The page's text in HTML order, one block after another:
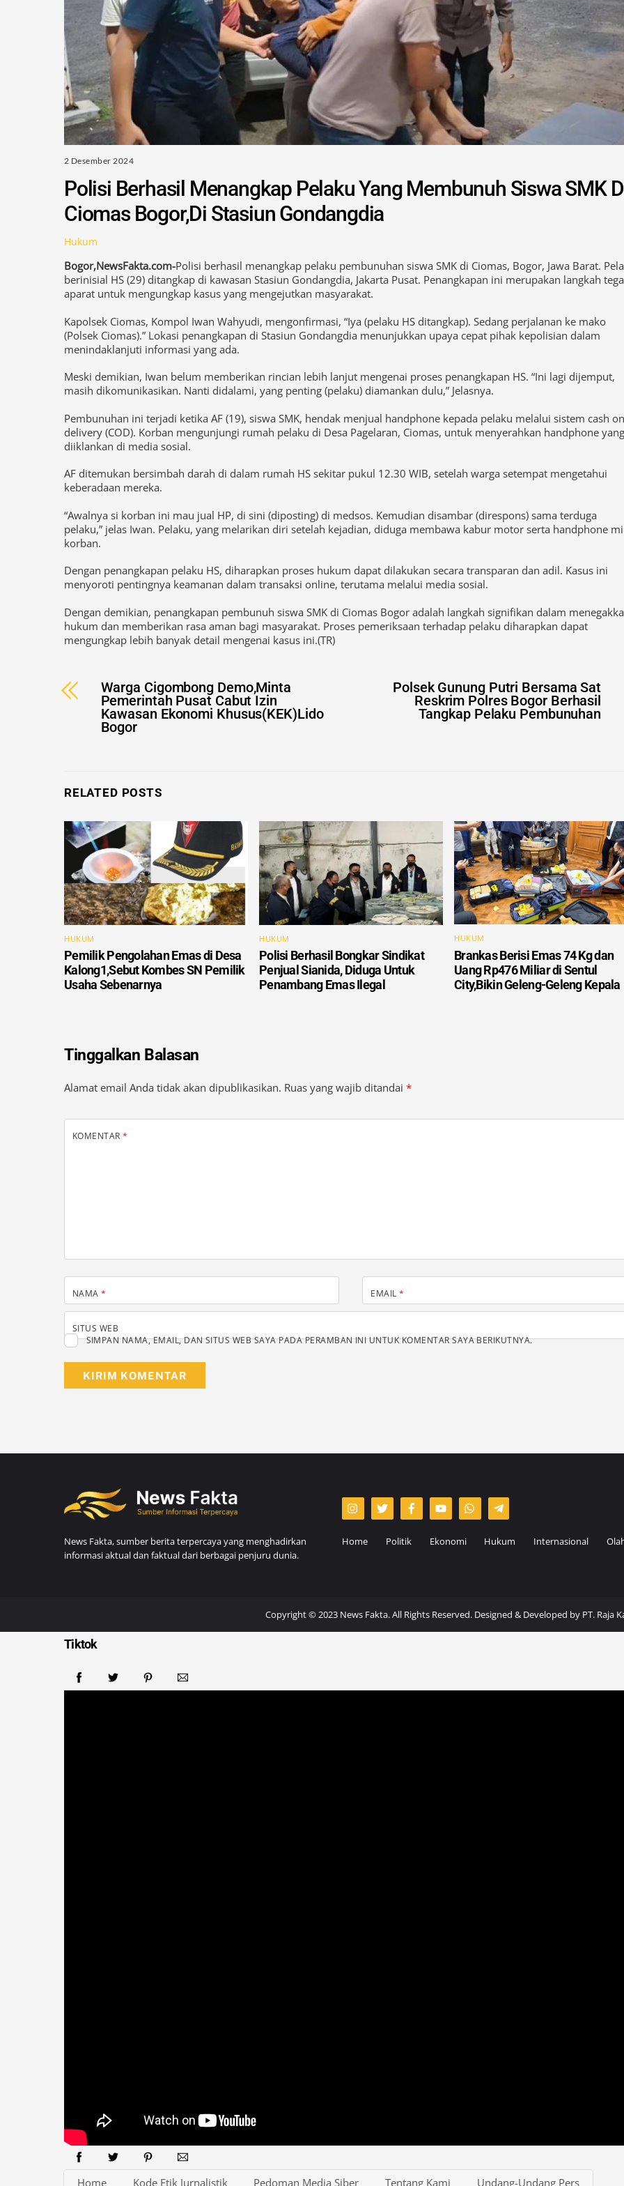
2 Desember 2024
Polisi Berhasil Menangkap Pelaku Yang Membunuh Siswa SMK
Ciomas Bogor,Di Stasiun Gondangdia
Hukum
Bogor,NewsFakta.com-Polisi berhasil menangkap pelaku pembunuhan siswa SMK di Ciomas, Bogor, Jawa Barat.
berinisial HS (29) ditangkap di kawasan Stasiun Gondangdia, Jakarta Pusat. Penangkapan ini merupakan langkah
aparat untuk mengungkap kasus yang mengejutkan masyarakat.
Kapolsek Ciomas, Kompol Iwan Wahyudi, mengonfirmasi, “Iya (pelaku HS ditangkap). Sedang perjalanan ke mako
(Polsek Ciomas).” Lokasi penangkapan di Stasiun Gondangdia menunjukkan upaya cepat pihak kepolisian dalam
menindaklanjuti informasi yang ada.
Meski demikian, Iwan belum memberikan rincian lebih lanjut mengenai proses penangkapan HS. “Ini lagi dijemput,
masih dikomunikasikan. Nanti didalami, yang penting (pelaku) diamankan dulu,” Jelasnya.
Pembunuhan ini terjadi ketika AF (19), siswa SMK, hendak menjual handphone kepada pelaku melalui sistem cash on
delivery (COD). Korban mengunjungi rumah pelaku di Desa Pagelaran, Ciomas, untuk menyerahkan handphone yang
diiklankan di media sosial.
AF ditemukan bersimbah darah di dalam rumah HS sekitar pukul 12.30 WIB, setelah warga setempat mengetahui
keberadaan mereka.
“Awalnya si korban ini mau jual HP, di sini (diposting) di medsos. Kemudian disambar (direspons) sama terduga
pelaku,” jelas Iwan. Pelaku, yang melarikan diri setelah kejadian, diduga membawa kabur motor serta handphone
korban.
Dengan penangkapan pelaku HS, diharapkan proses hukum dapat dilakukan secara transparan dan adil. Kasus ini
menyoroti pentingnya keamanan dalam transaksi online, terutama melalui media sosial.
Dengan demikian, penangkapan pembunuh siswa SMK di Ciomas Bogor adalah langkah signifikan dalam
hukum dan memberikan rasa aman bagi masyarakat. Proses pemeriksaan terhadap pelaku diharapkan dapat
Warga Cigombong Demo,Minta
Pemerintah Pusat Cabut Izin
Kawasan Ekonomi Khusus(KEK)Lido
Polsek Gunung Putri Bersama Sat
Reskrim Polres Bogor Berhasil
HUKUM
Pemilik Pengolahan Emas di Desa
Kalong1,Sebut Kombes SN Pemilik
HUKUM
Polisi Berhasil Bongkar Sindikat
Penjual Sianida, Diduga Untuk
HUKUM
Brankas Berisi Emas 74 Kg dan
Uang Rp476 Miliar di Sentul
NAMA* EMAIL*
SITUS WEB
SIMPAN NAMA, EMAIL, DAN SITUS WEB SAYA PADA PERAMBAN INI UNTUK KOMENTAR SAYA BERIKUTNYA.
News Fakta, sumber berita terpercaya yang menghadirkan
Copyright © 2023 News Fakta. All Rights Reserved. Designed & Developed byPT. Raja